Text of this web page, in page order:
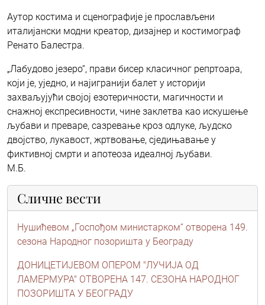
Аутор костима и сценографије је прослављени
италијански модни креатор, дизајнер и костимограф
Ренато Балестра.
„Лабудово језеро“, прави бисер класичног репртоара,
који је, уједно, и најигранији балет у историји
захваљујући својој езотеричности, магичности и
снажној експресивности, чине заклетва као искушење
љубави и преваре, сазревање кроз одлуке, људско
двојство, лукавост, жртвовање, сједињавање у
фиктивној смрти и апотеоза идеалној љубави.
М.Б.
Сличне вести
Нушићевом „Госпођом министарком“ отворена 149.
сезона Народног позоришта у Београду
ДОНИЦЕТИЈЕВОМ ОПЕРОМ "ЛУЧИЈА ОД
ЛАМЕРМУРА" ОТВОРЕНА 147. СЕЗОНА НАРОДНОГ
ПОЗОРИШТА У БЕОГРАДУ